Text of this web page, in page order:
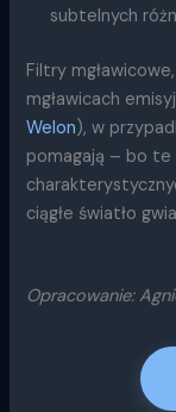
subtelnych
Filtry
mgławicach
Welon), w
pomagają – bo te
ciągłe światło
Opracowanie: